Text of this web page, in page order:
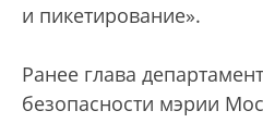
и пикетирование».
Ранее глава
безопасности мэрии